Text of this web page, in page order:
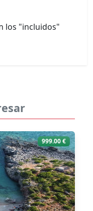
los "incluidos"
999.00 €